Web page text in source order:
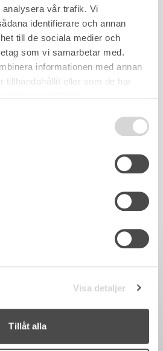
vår trafik. Vi
identifierare och annan
till de sociala medier och
som vi samarbetar med.
informationen med annan
tillhandahållit eller som de har
Visa detaljer
Tillåt alla